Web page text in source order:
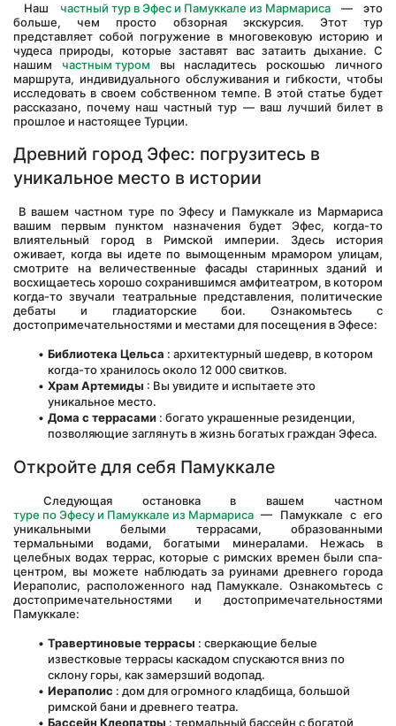
Наш частный тур в Эфес и Памуккале из Мармариса — это
больше, чем просто обзорная экскурсия. Этот тур
представляет собой погружение в многовековую историю и
чудеса природы, которые заставят вас затаить дыхание. С
нашим частным туром вы насладитесь роскошью личного
маршрута, индивидуального обслуживания и гибкости, чтобы
исследовать в своем собственном темпе. В этой статье будет
рассказано, почему наш частный тур — ваш лучший билет в
прошлое и настоящее Турции.
Древний город Эфес: погрузитесь в
уникальное место в истории
вашим первым пунктом назначения будет Эфес, когда-то
влиятельный город в Римской империи. Здесь история
оживает, когда вы идете по вымощенным мрамором улицам,
смотрите на величественные фасады старинных зданий и
восхищаетесь хорошо сохранившимся амфитеатром, в котором
когда-то звучали театральные представления, политические
дебаты и гладиаторские бои. Ознакомьтесь с
достопримечательностями и местами для посещения в Эфесе:
Библиотека Цельса : архитектурный шедевр, в котором
когда-то хранилось около 12 000 свитков.
Храм Артемиды : Вы увидите и испытаете это
уникальное место.
Дома с террасами : богато украшенные резиденции,
позволяющие заглянуть в жизнь богатых граждан Эфеса.
Откройте для себя Памуккале
Следующая остановка в вашем частном
туре по Эфесу и Памуккале из Мармариса — Памуккале с его
уникальными белыми террасами, образованными
термальными водами, богатыми минералами. Нежась в
целебных водах террас, которые с римских времен были спа-
центром, вы можете наблюдать за руинами древнего города
Иераполис, расположенного над Памуккале. Ознакомьтесь с
достопримечательностями и достопримечательностями
Памуккале:
Травертиновые террасы : сверкающие белые
известковые террасы каскадом спускаются вниз по
склону горы, как замерзший водопад.
Иераполис : дом для огромного кладбища, большой
римской бани и древнего театра.
Бассейн Клеопатры : термальный бассейн с богатой